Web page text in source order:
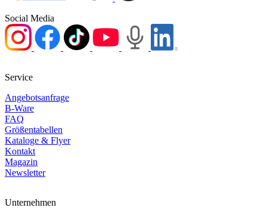
Social Media
Service
Angebotsanfrage
B-Ware
FAQ
Größentabellen
Kataloge & Flyer
Kontakt
Magazin
Newsletter
Unternehmen